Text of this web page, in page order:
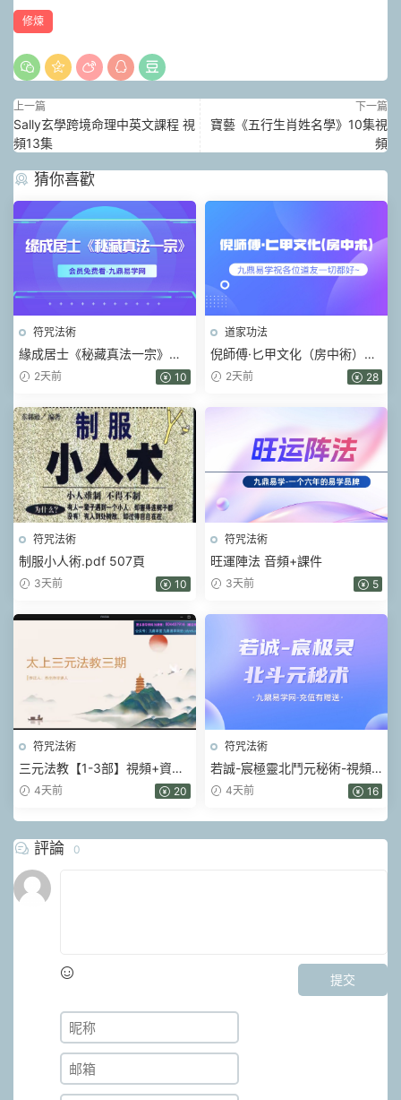
修煉
上一篇
Sally玄學跨境命理中英文課程 視
頻13集
下一篇
寶藝《五行生肖姓名學》10集視
頻
猜你喜歡
符咒法術
緣成居士《秘藏真法一宗》視
頻+課件
2天前 10
道家功法
倪師傅·匕甲文化（房中術）視
頻+課件
2天前 28
符咒法術
制服小人術.pdf 507頁
3天前 10
符咒法術
旺運陣法 音頻+課件
3天前 5
符咒法術
三元法教【1-3部】視頻+資料
pdf4天前 20
符咒法術
若誠-宸極靈北鬥元秘術-視頻-
文檔pdf
4天前 16
評論 0
提交